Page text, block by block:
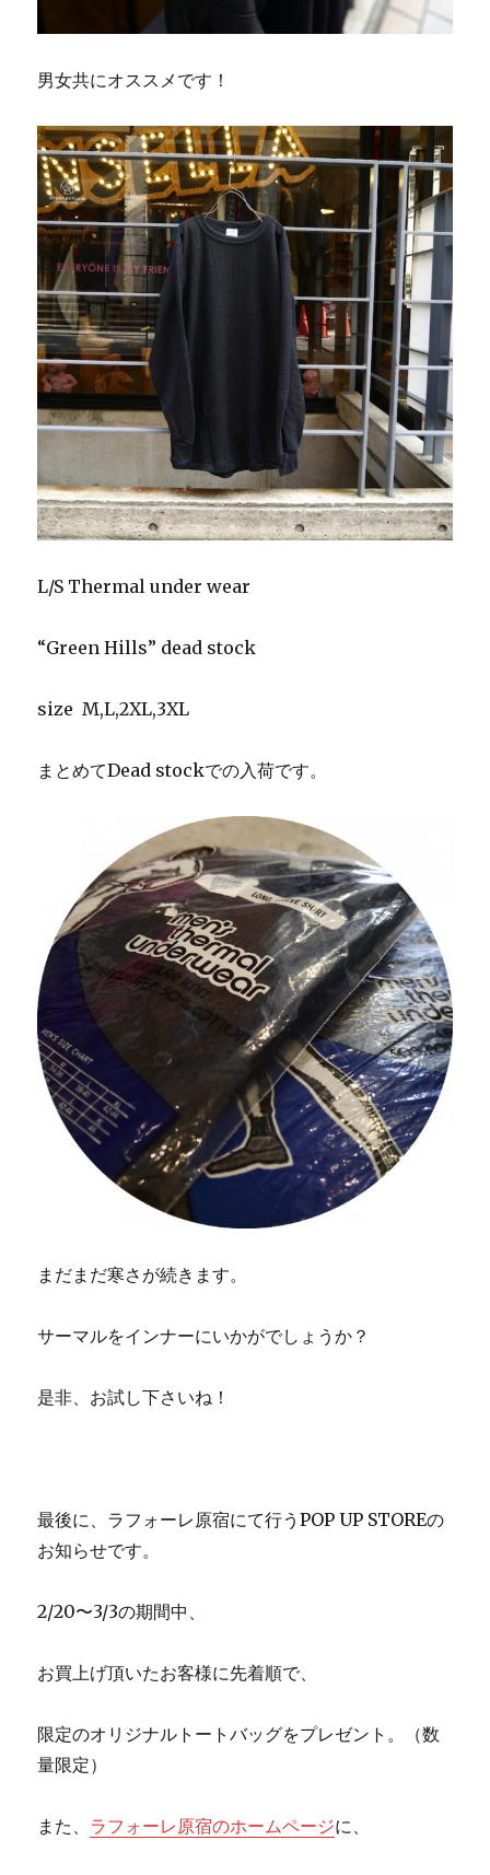
男女共にオススメです！
L/S Thermal under wear
“Green Hills” dead stock
size M,L,2XL,3XL
まとめてDead stockでの入荷です。
まだまだ寒さが続きます。
サーマルをインナーにいかがでしょうか？
是非、お試し下さいね！
最後に、ラフォーレ原宿にて行うPOP UP STOREの
お知らせです。
2/20〜3/3の期間中、
お買上げ頂いたお客様に先着順で、
限定のオリジナルトートバッグをプレゼント。（数
量限定）
また、 ラフォーレ原宿のホームページに、